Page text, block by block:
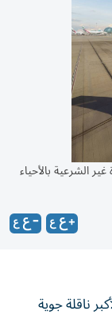
الشرعية بالأحياء
ناقلة جوية